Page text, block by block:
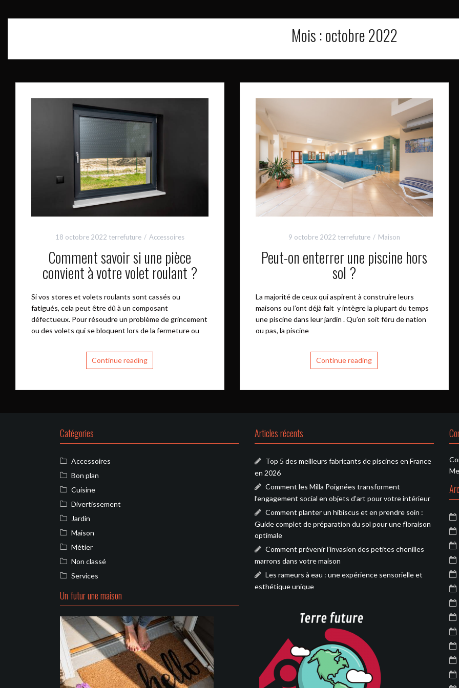
Mois :octobre 2022
18 octobre 2022 terrefuture Accessoires
Comment savoir si une pièce
convient à votre volet roulant ?
Si vos stores et volets roulants sont cassés ou
fatigués, cela peut être dû à un composant
défectueux. Pour résoudre un problème de grincement
ou des volets qui se bloquent lors de la fermeture ou
Continue reading
9 octobre 2022 terrefuture Maison
Peut-on enterrer une piscine hors
sol ?
La majorité de ceux qui aspirent à construire leurs
maisons ou l’ont déjà fait y intègre la plupart du temps
une piscine dans leur jardin . Qu’on soit féru de nation
ou pas, la piscine
Continue reading
Catégories
Accessoires
Bon plan
Cuisine
Divertissement
Jardin
Maison
Métier
Non classé
Services
Un futur une maison
Articles récents
Top 5 des meilleurs fabricants de piscines en France
en 2026
Comment les Milla Poignées transforment
l’engagement social en objets d’art pour votre intérieur
Comment planter un hibiscus et en prendre soin :
Guide complet de préparation du sol pour une floraison
optimale
Comment prévenir l’invasion des petites chenilles
marrons dans votre maison
Les rameurs à eau : une expérience sensorielle et
esthétique unique